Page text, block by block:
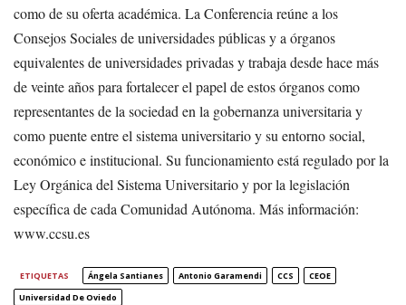
como de su oferta académica. La Conferencia reúne a los
Consejos Sociales de universidades públicas y a órganos
equivalentes de universidades privadas y trabaja desde hace más
de veinte años para fortalecer el papel de estos órganos como
representantes de la sociedad en la gobernanza universitaria y
como puente entre el sistema universitario y su entorno social,
económico e institucional. Su funcionamiento está regulado por la
Ley Orgánica del Sistema Universitario y por la legislación
específica de cada Comunidad Autónoma. Más información:
www.ccsu.es
ETIQUETAS Ángela Santianes Antonio Garamendi CCS
CEOE
Universidad De Oviedo